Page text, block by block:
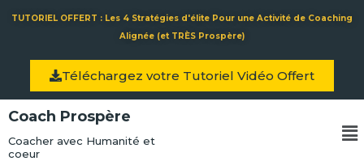
TUTORIEL OFFERT : Les 4 Stratégies d'élite Pour une Activité de Coaching
Alignée (et TRÈS Prospère)
Téléchargez votre Tutoriel Vidéo Offert
Coach Prospère
Coacher avec Humanité et
coeur